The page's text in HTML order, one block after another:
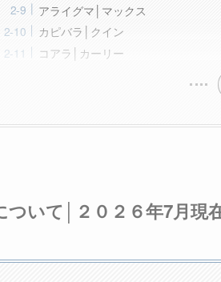
アライグマ│マックス
カピバラ│クイン
コアラ│カーリー
ついて│２０２６年7月